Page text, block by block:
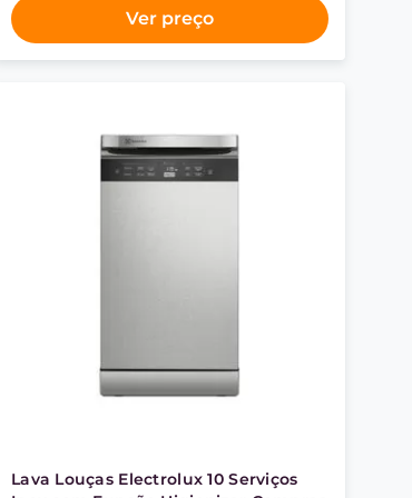
Ver preço
Lava Louças Electrolux 10 Serviços